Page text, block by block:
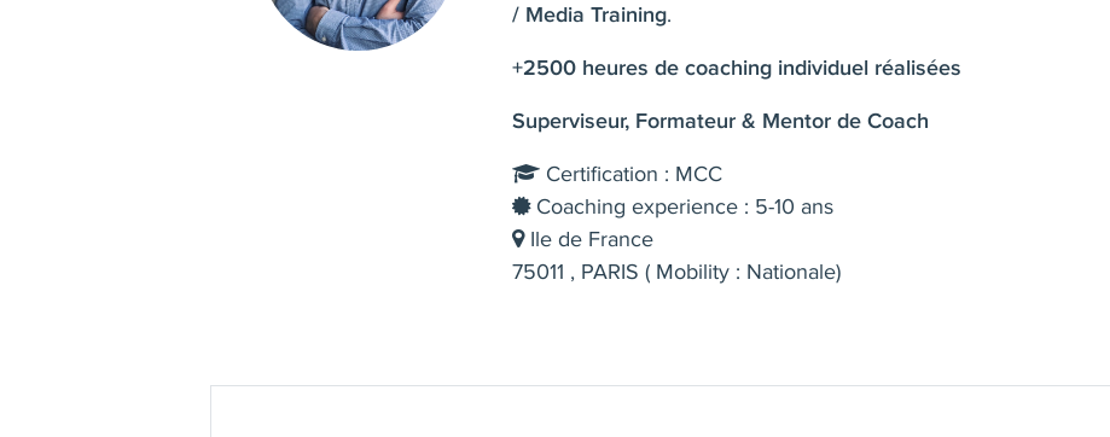
/ Media Training.
+2500 heures de coaching individuel réalisées
Superviseur, Formateur & Mentor de Coach
Certification : MCC
Coaching experience : 5-10 ans
Ile de France
75011 , PARIS ( Mobility : Nationale)